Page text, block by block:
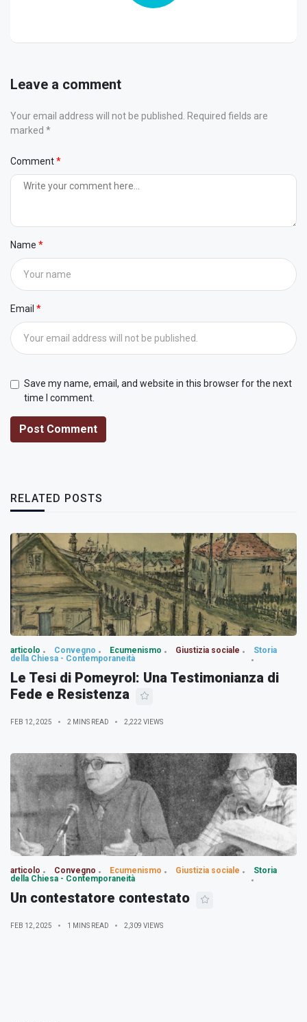
Leave a comment
Your email address will not be published. Required fields are
marked *
Comment
Name
Email
Save my name, email, and website in this browser for the next
time I comment.
Post Comment
RELATED POSTS
articolo Convegno Ecumenismo Giustizia sociale
Storia
della Chiesa - Contemporaneità
Le Tesi di Pomeyrol: Una Testimonianza di
Fede e Resistenza
FEB 12, 2025 2 MINS READ 2,222 VIEWS
articolo Convegno Ecumenismo Giustizia sociale
Storia
della Chiesa - Contemporaneità
Un contestatore contestato
FEB 12, 2025 1 MINS READ 2,309 VIEWS